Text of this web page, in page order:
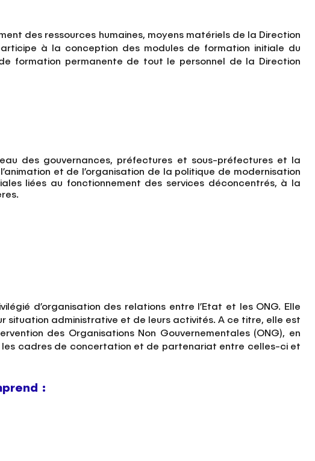
des ressources humaines, moyens matériels de la Direction
à la conception des modules de formation initiale du
formation permanente de tout le personnel de la Direction
des gouvernances, préfectures et sous-préfectures et la
et de l’organisation de la politique de modernisation
liées au fonctionnement des services déconcentrés, à la
d’organisation des relations entre l’Etat et les ONG. Elle
situation administrative et de leurs activités. A ce titre, elle est
des Organisations Non Gouvernementales (ONG), en
cadres de concertation et de partenariat entre celles-ci et
: